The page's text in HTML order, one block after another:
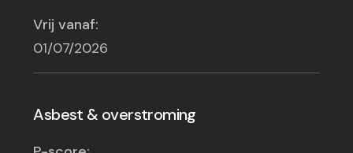
Vrij vanaf:
01/07/2026
Asbest & overstroming